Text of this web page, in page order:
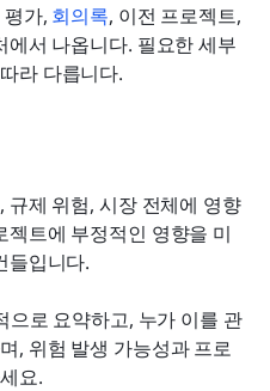
가, 회의록, 이전 프로젝트,
서 나옵니다. 필요한 세부
라 다릅니다.
제 위험, 시장 전체에 영향
트에 부정적인 영향을 미
들입니다.
으로 요약하고, 누가 이를 관
, 위험 발생 가능성과 프로
요.